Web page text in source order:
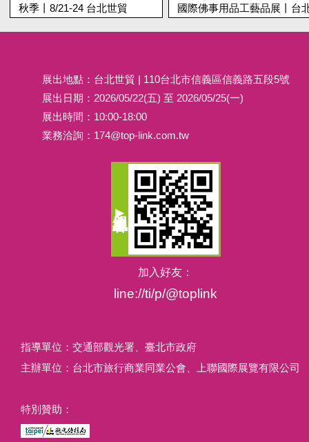
21-24 台北世貿
國際佛事用品工藝品展丨台北
北
展出地點：台北世貿 | 110台北市信義區信義路五段5號
展出日期：2026/05/22(五) 至 2026/05/25(一)
展出時間：10:00-18:00
業務洽詢： 174@top-link.com.tw
加入好友：
line://ti/p/@toplink
指導單位：交通部觀光署、臺北市政府
主辦單位：台北市旅行商業同業公會、上聯國際展覽有限公司
特別贊助：